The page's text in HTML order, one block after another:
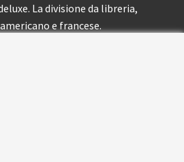
La divisione da libreria,
e francese.